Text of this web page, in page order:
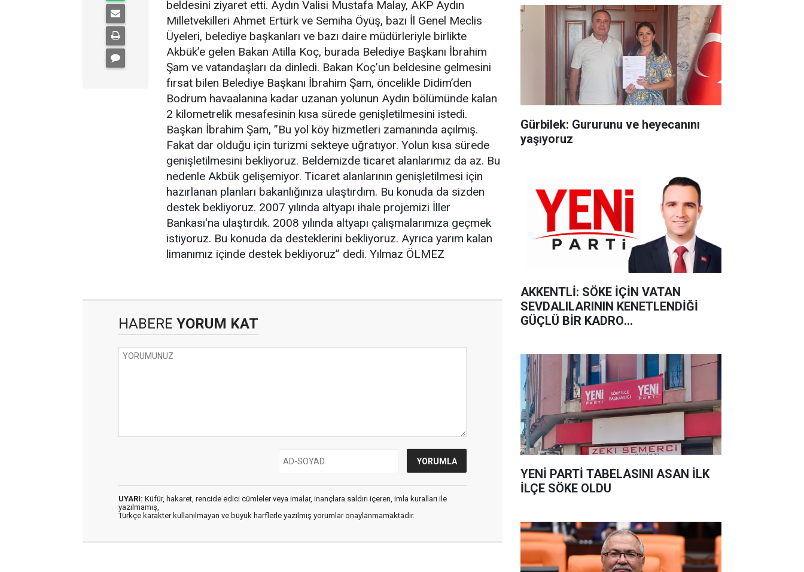
beldesini ziyaret etti. Aydın Valisi Mustafa Malay, AKP Aydın
Milletvekilleri Ahmet Ertürk ve Semiha Öyüş, bazı İl Genel Meclis
Üyeleri, belediye başkanları ve bazı daire müdürleriyle birlikte
Akbük’e gelen Bakan Atilla Koç, burada Belediye Başkanı İbrahim
Şam ve vatandaşları da dinledi. Bakan Koç’un beldesine gelmesini
fırsat bilen Belediye Başkanı İbrahim Şam, öncelikle Didim’den
Bodrum havaalanına kadar uzanan yolunun Aydın bölümünde kalan
2 kilometrelik mesafesinin kısa sürede genişletilmesini istedi.
Başkan İbrahim Şam, ”Bu yol köy hizmetleri zamanında açılmış.
Fakat dar olduğu için turizmi sekteye uğratıyor. Yolun kısa sürede
genişletilmesini bekliyoruz. Beldemizde ticaret alanlarımız da az. Bu
nedenle Akbük gelişemiyor. Ticaret alanlarının genişletilmesi için
hazırlanan planları bakanlığınıza ulaştırdım. Bu konuda da sizden
destek bekliyoruz. 2007 yılında altyapı ihale projemizi İller
Bankası'na ulaştırdık. 2008 yılında altyapı çalışmalarımıza geçmek
istiyoruz. Bu konuda da desteklerini bekliyoruz. Ayrıca yarım kalan
limanımız içinde destek bekliyoruz” dedi. Yılmaz ÖLMEZ
HABERE YORUM KAT
UYARI: Küfür, hakaret, rencide edici cümleler veya imalar, inançlara saldırı içeren, imla kuralları ile
yazılmamış,
Türkçe karakter kullanılmayan ve büyük harflerle yazılmış yorumlar onaylanmamaktadır.
Gürbilek: Gururunu ve heyecanını
yaşıyoruz
AKKENTLİ: SÖKE İÇİN VATAN
SEVDALILARININ KENETLENDİĞİ
GÜÇLÜ BİR KADRO
YENİ PARTİ TABELASINI ASAN İLK
İLÇE SÖKE OLDU